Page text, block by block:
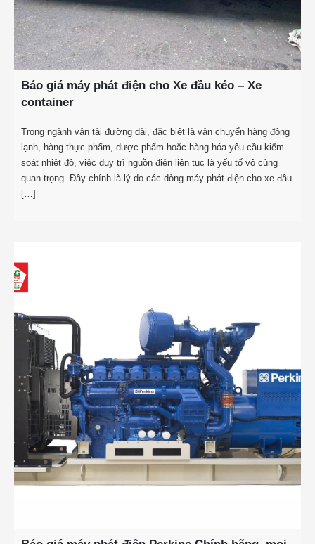
Báo giá máy phát điện cho Xe đầu kéo – Xe
container
Trong ngành vận tải đường dài, đặc biệt là vận chuyển hàng đông
lạnh, hàng thực phẩm, dược phẩm hoặc hàng hóa yêu cầu kiểm
soát nhiệt độ, việc duy trì nguồn điện liên tục là yếu tố vô cùng
quan trọng. Đây chính là lý do các dòng máy phát điện cho xe đầu
[…]